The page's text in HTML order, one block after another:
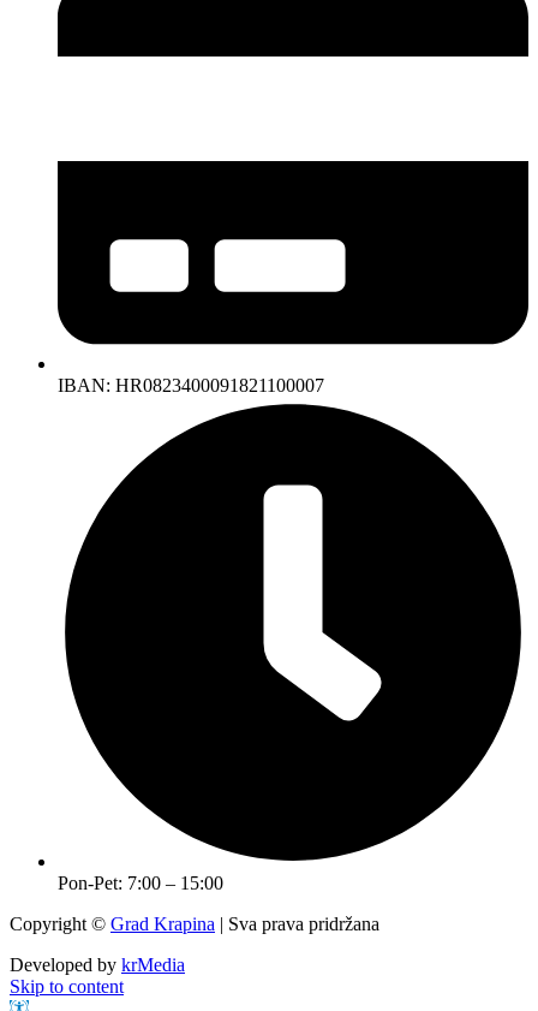
IBAN: HR0823400091821100007
Pon-Pet: 7:00 – 15:00
Copyright © Grad Krapina | Sva prava pridržana
Developed by krMedia
Skip to content